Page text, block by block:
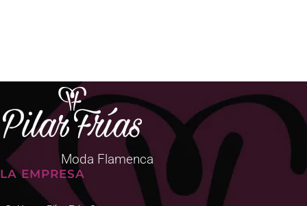
Moda Flamenca
LA EMPRESA